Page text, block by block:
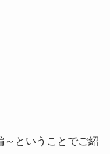
～ということでご紹